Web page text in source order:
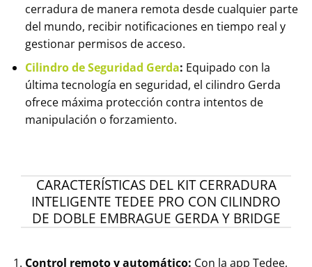
cerradura de manera remota desde cualquier parte
del mundo, recibir notificaciones en tiempo real y
gestionar permisos de acceso.
Cilindro de Seguridad Gerda: Equipado con la
última tecnología en seguridad, el cilindro Gerda
ofrece máxima protección contra intentos de
manipulación o forzamiento.
CARACTERÍSTICAS DEL KIT CERRADURA
INTELIGENTE TEDEE PRO CON CILINDRO
DE DOBLE EMBRAGUE GERDA Y BRIDGE
Control remoto y automático: Con la app Tedee,